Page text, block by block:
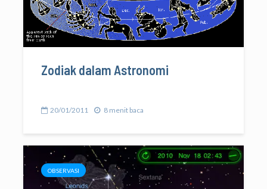
Zodiak dalam Astronomi
20/01/2011 8 menit baca
OBSERVASI